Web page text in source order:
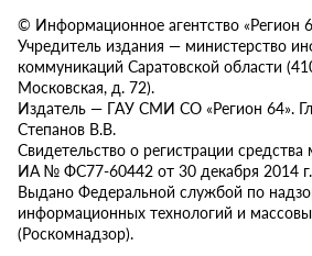
© Информационное агентство «Регион
Учредитель издания — министерство
коммуникаций Саратовской области
Московская, д. 72).
Издатель — ГАУ СМИ СО «Регион 64».
Степанов В.В.
Свидетельство о регистрации
ИА № ФС77-60442 от 30 декабря 2014 г.
Выдано Федеральной службой по
информационных технологий и
(Роскомнадзор).